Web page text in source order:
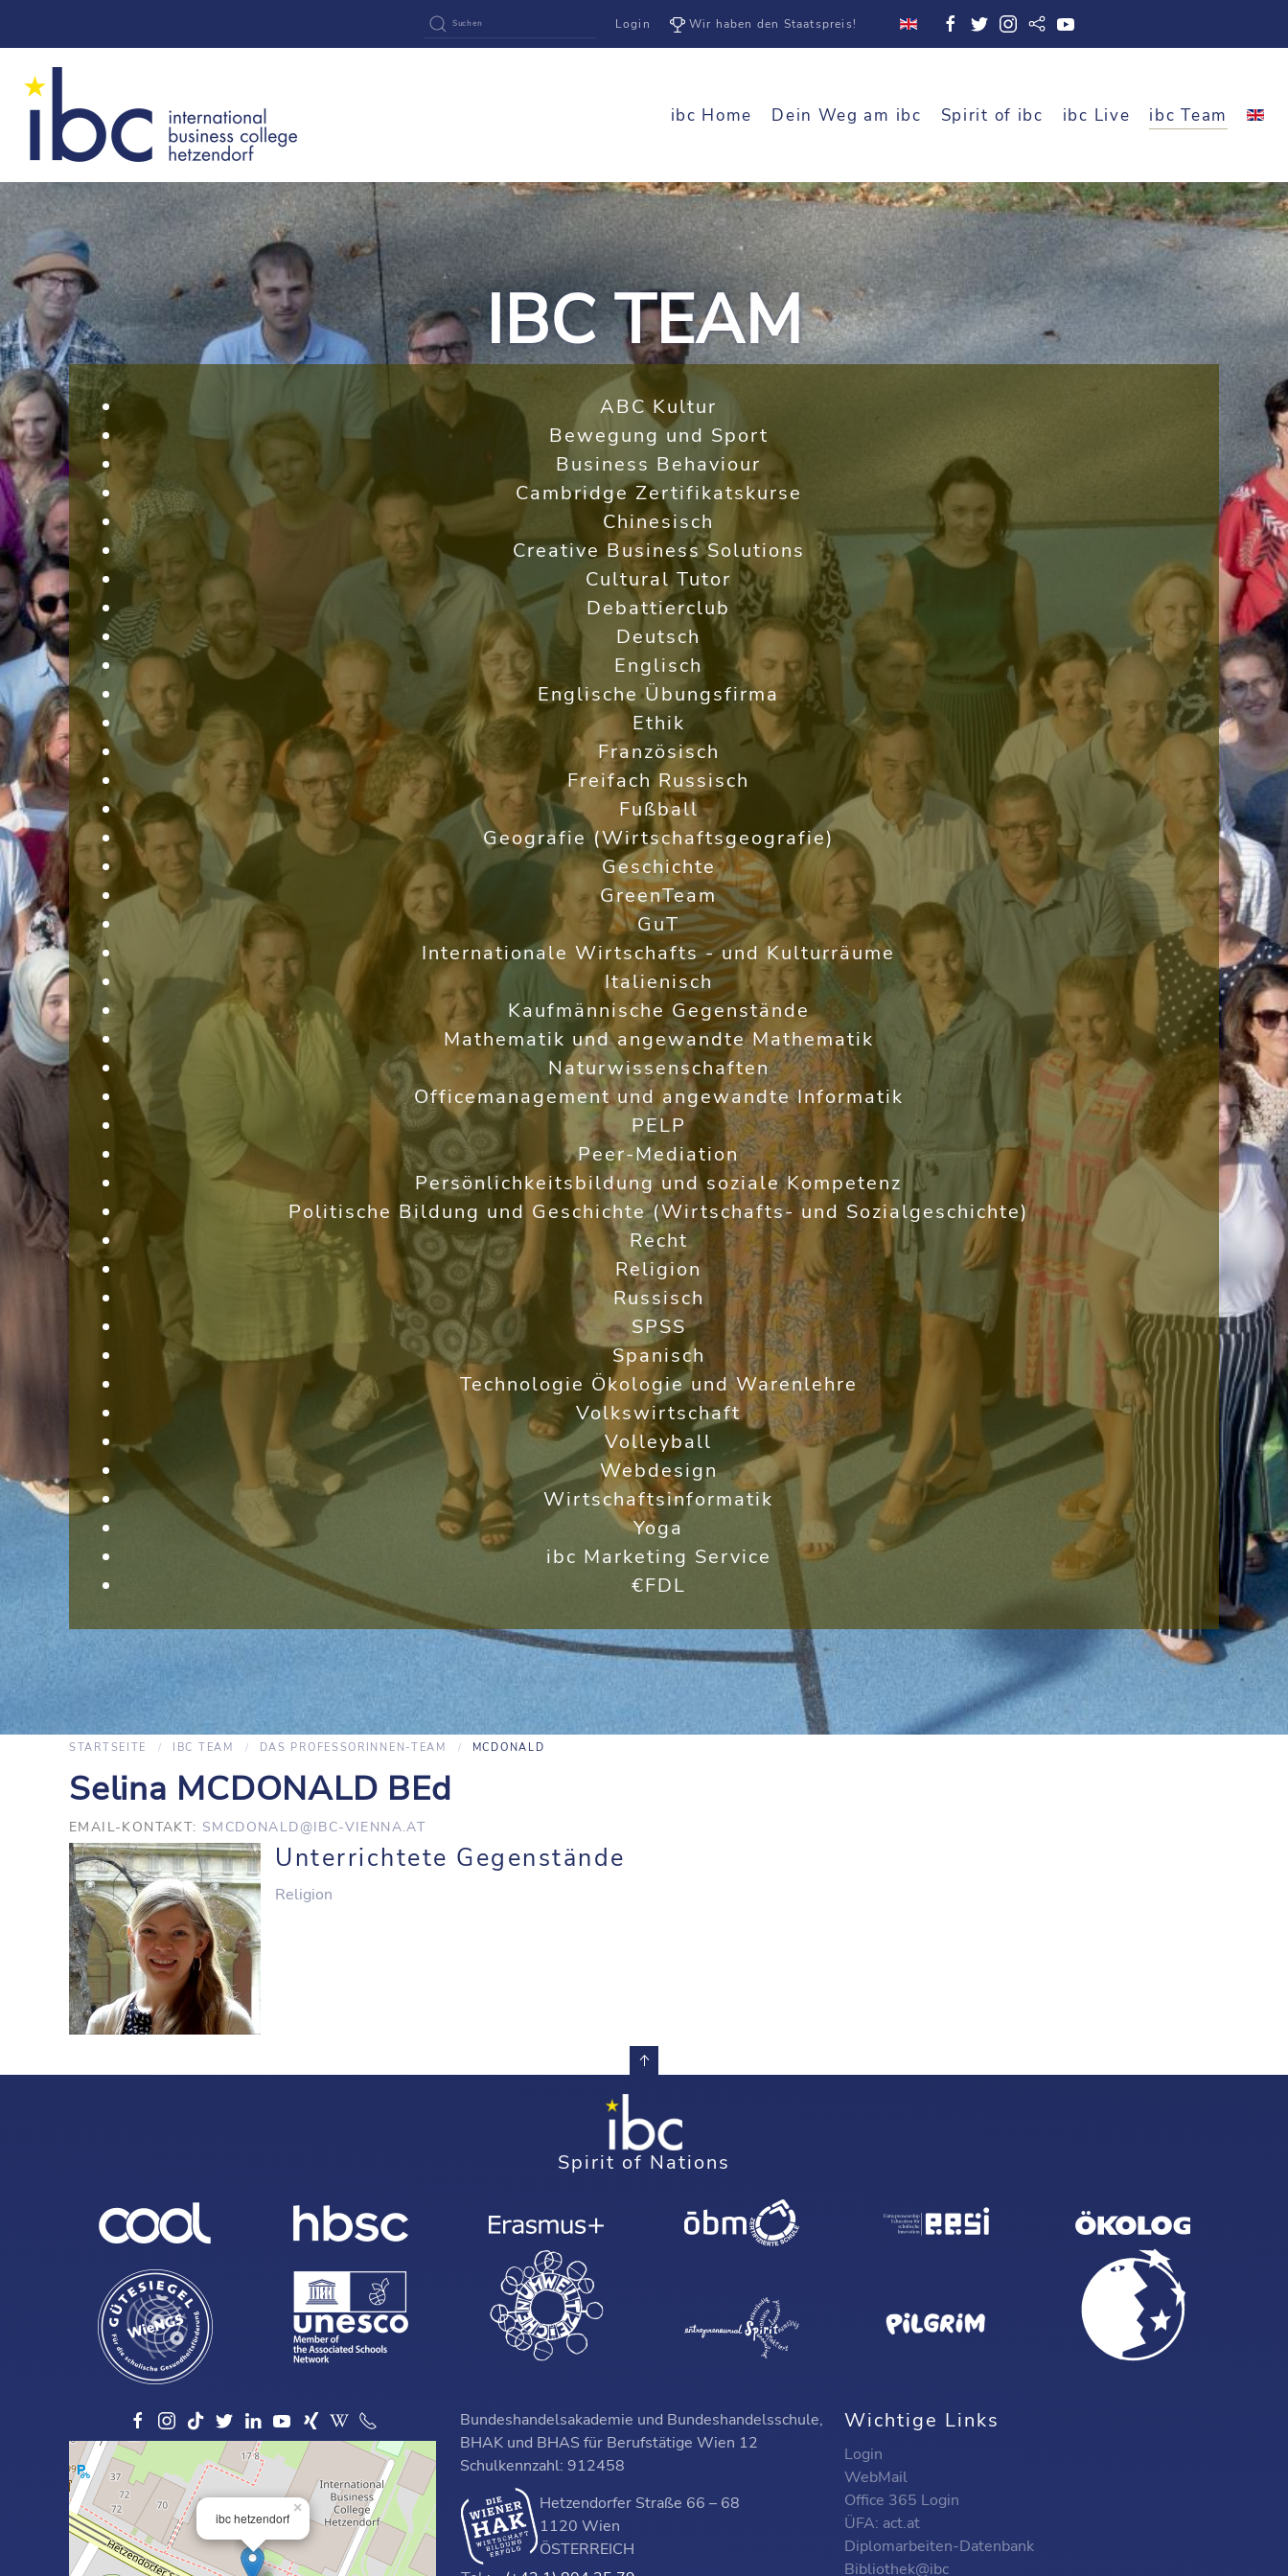
Login Wir haben den Staatspreis!
ibc Home Dein Weg am ibc Spirit of ibc ibc Live ibc Team
IBC TEAM
ABC Kultur
Bewegung und Sport
Business Behaviour
Cambridge Zertifikatskurse
Chinesisch
Creative Business Solutions
Cultural Tutor
Debattierclub
Deutsch
Englisch
Englische Übungsfirma
Ethik
Französisch
Freifach Russisch
Fußball
Geografie (Wirtschaftsgeografie)
Geschichte
GreenTeam
GuT
Internationale Wirtschafts - und Kulturräume
Italienisch
Kaufmännische Gegenstände
Mathematik und angewandte Mathematik
Naturwissenschaften
Officemanagement und angewandte Informatik
PELP
Peer-Mediation
Persönlichkeitsbildung und soziale Kompetenz
Politische Bildung und Geschichte (Wirtschafts- und Sozialgeschichte)
Recht
Religion
Russisch
SPSS
Spanisch
Technologie Ökologie und Warenlehre
Volkswirtschaft
Volleyball
Webdesign
Wirtschaftsinformatik
Yoga
ibc Marketing Service
€FDL
STARTSEITE IBC TEAM DAS PROFESSORINNEN-TEAM MCDONALD
Selina MCDONALD BEd
EMAIL-KONTAKT: SMCDONALD@IBC-VIENNA.AT
Unterrichtete Gegenstände
Religion
Spirit of Nations
ibc hetzendorf
×
Bundeshandelsakademie und Bundeshandelsschule,
BHAK und BHAS für Berufstätige Wien 12
Schulkennzahl: 912458
Hetzendorfer Straße 66 – 68
1120 Wien
ÖSTERREICH
Wichtige Links
Login
WebMail
Office 365 Login
ÜFA: act.at
Diplomarbeiten-Datenbank
Bibliothek@ibc